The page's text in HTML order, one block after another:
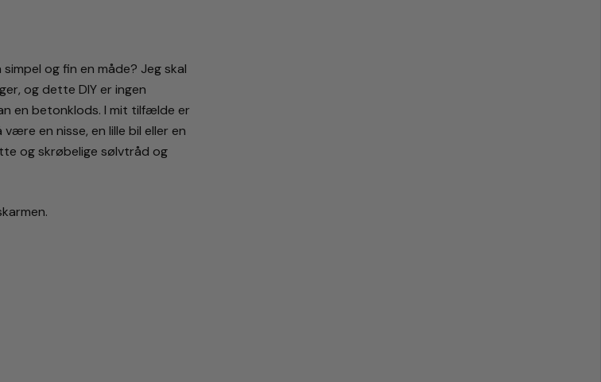
og fin en måde? Jeg skal
og dette DIY er ingen
en betonklods. I mit tilfælde er
en nisse, en lille bil eller en
og skrøbelige sølvtråd og